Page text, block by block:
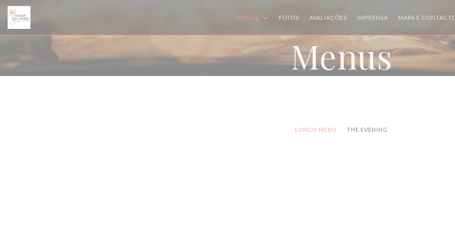
Painel de Gerenciamento de Cookies
MENUS FOTOS AVALIAÇÕES IMPRENSA MAPA E
Menus
LUNCH MENU THE EVENING